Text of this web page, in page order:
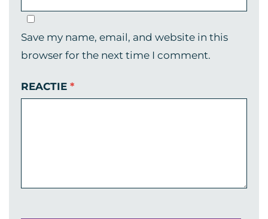
Save my name, email, and website in this
browser for the next time I comment.
REACTIE *